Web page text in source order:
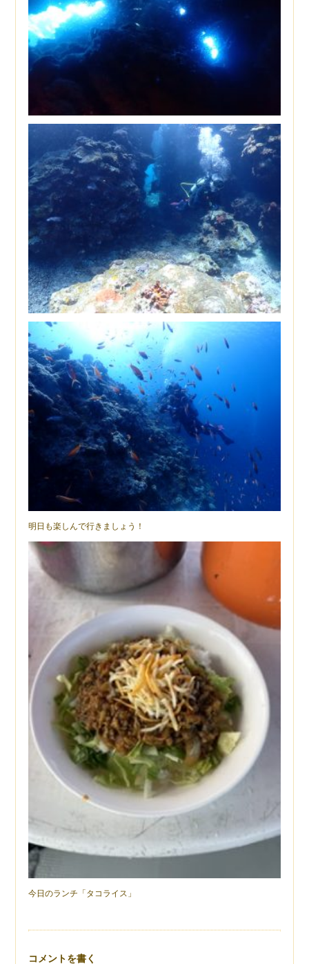
明日も楽しんで行きましょう！
今日のランチ「タコライス」
コメントを書く